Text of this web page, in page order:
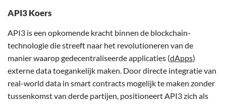
API3 Koers
API3 is een opkomende kracht binnen de blockchain-
technologie die streeft naar het revolutioneren van de
manier waarop gedecentraliseerde applicaties (dApps)
externe data toegankelijk maken. Door directe integratie van
real-world data in smart contracts mogelijk te maken zonder
tussenkomst van derde partijen, positioneert API3 zich als